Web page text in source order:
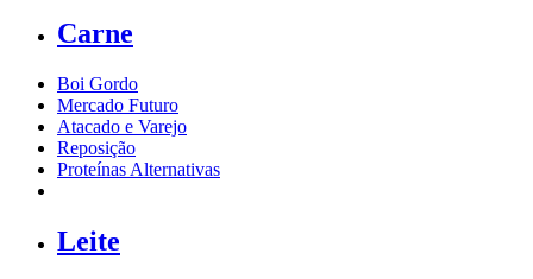
Carne
Boi Gordo
Mercado Futuro
Atacado e Varejo
Reposição
Proteínas Alternativas
Leite